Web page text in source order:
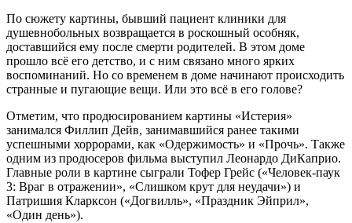
По сюжету картины, бывший пациент клиники для
душевнобольных возвращается в роскошный особняк,
доставшийся ему после смерти родителей. В этом доме
прошло всё его детство, и с ним связано много ярких
воспоминаний. Но со временем в доме начинают происходить
странные и пугающие вещи. Или это всё в его голове?
Отметим, что продюсированием картины «Истерия»
занимался Филлип Дейв, занимавшийся ранее такими
успешными хоррорами, как «Одержимость» и «Прочь». Также
одним из продюсеров фильма выступил Леонардо ДиКаприо.
Главные роли в картине сыграли Тофер Грейс («Человек-паук
3: Враг в отражении», «Слишком крут для неудачи») и
Патришия Кларксон («Догвилль», «Праздник Эйприл»,
«Один день»).